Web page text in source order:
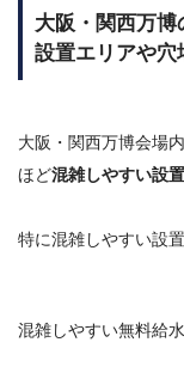
大阪・関西万
設置エリアや穴
大阪・関西万博会場
ほど混雑しやすい設
特に混雑しやすい設
混雑しやすい無料給